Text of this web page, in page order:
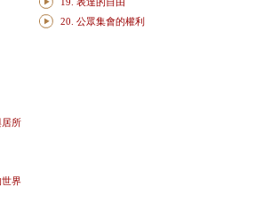
19. 表達的自由
20. 公眾集會的權利
居所
世界